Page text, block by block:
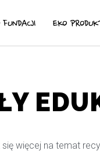
FUNDACJI EKO
więcej na temat